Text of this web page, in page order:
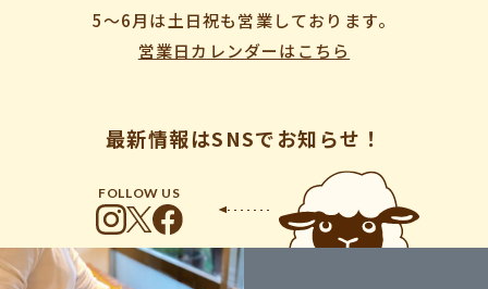
5〜6月は土日祝も営業しております。
営業日カレンダーはこちら
最新情報はSNSでお知らせ！
FOLLOW US